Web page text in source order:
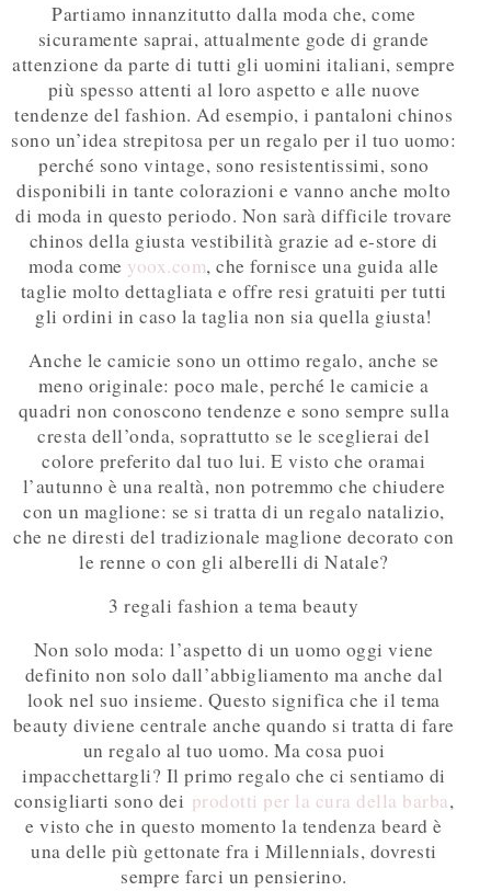
Partiamo innanzitutto dalla moda che, come
sicuramente saprai, attualmente gode di grande
attenzione da parte di tutti gli uomini italiani, sempre
più spesso attenti al loro aspetto e alle nuove
tendenze del fashion. Ad esempio, i pantaloni chinos
sono un’idea strepitosa per un regalo per il tuo uomo:
perché sono vintage, sono resistentissimi, sono
disponibili in tante colorazioni e vanno anche molto
di moda in questo periodo. Non sarà difficile trovare
chinos della giusta vestibilità grazie ad e-store di
moda come yoox.com, che fornisce una guida alle
taglie molto dettagliata e offre resi gratuiti per tutti
gli ordini in caso la taglia non sia quella giusta!
Anche le camicie sono un ottimo regalo, anche se
meno originale: poco male, perché le camicie a
quadri non conoscono tendenze e sono sempre sulla
cresta dell’onda, soprattutto se le sceglierai del
colore preferito dal tuo lui. E visto che oramai
l’autunno è una realtà, non potremmo che chiudere
con un maglione: se si tratta di un regalo natalizio,
che ne diresti del tradizionale maglione decorato con
le renne o con gli alberelli di Natale?
3 regali fashion a tema beauty
Non solo moda: l’aspetto di un uomo oggi viene
definito non solo dall’abbigliamento ma anche dal
look nel suo insieme. Questo significa che il tema
beauty diviene centrale anche quando si tratta di fare
un regalo al tuo uomo. Ma cosa puoi
impacchettargli? Il primo regalo che ci sentiamo di
consigliarti sono dei prodotti per la cura della barba,
e visto che in questo momento la tendenza beard è
una delle più gettonate fra i Millennials, dovresti
sempre farci un pensierino.